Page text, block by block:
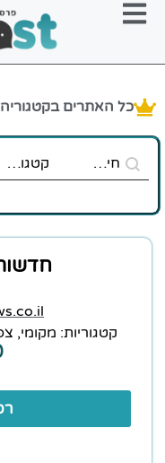
כל האתרים
name-search
Search content
content
קטגוריות: מקומי,